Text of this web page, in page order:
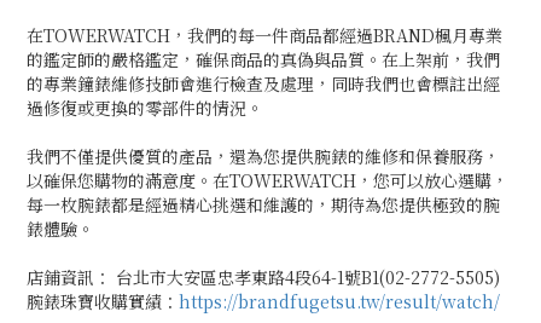
在TOWERWATCH，我們的每一件商品都經過BRAND楓月專業
的鑑定師的嚴格鑑定，確保商品的真偽與品質。在上架前，我們
的專業鐘錶維修技師會進行檢查及處理，同時我們也會標註出經
過修復或更換的零部件的情況。
我們不僅提供優質的產品，還為您提供腕錶的維修和保養服務，
以確保您購物的滿意度。在TOWERWATCH，您可以放心選購，
每一枚腕錶都是經過精心挑選和維護的，期待為您提供極致的腕
錶體驗。
店鋪資訊： 台北市大安區忠孝東路4段64-1號B1(02-2772-5505)
腕錶珠寶收購實績： https://brandfugetsu.tw/result/watch/